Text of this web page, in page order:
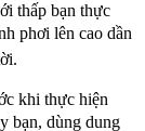
thấp bạn thực
phơi lên cao dần
khi thực hiện
bạn, dùng dung